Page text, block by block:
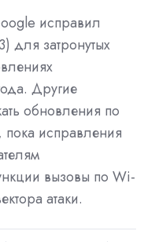
исправил
для затронутых
Другие
обновления по
пока исправления
вызовы по Wi-
атаки.